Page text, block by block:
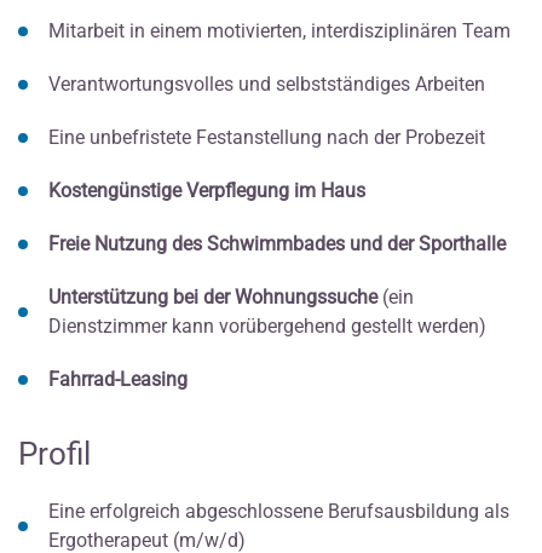
Mitarbeit in einem motivierten, interdisziplinären Team
Verantwortungsvolles und selbstständiges Arbeiten
Eine unbefristete Festanstellung nach der Probezeit
Kostengünstige Verpflegung im Haus
Freie Nutzung des Schwimmbades und der Sporthalle
Unterstützung bei der Wohnungssuche(ein
Dienstzimmer kann vorübergehend gestellt werden)
Fahrrad-Leasing
Profil
Eine erfolgreich abgeschlossene Berufsausbildung als
Ergotherapeut (m/w/d)